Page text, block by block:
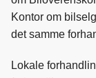
Kontor om
det samme
Lokale